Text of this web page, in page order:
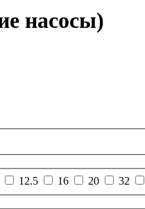
насосы)
12.5 16 20 32